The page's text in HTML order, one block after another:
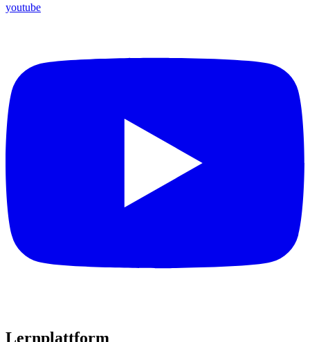
youtube
Lernplattform